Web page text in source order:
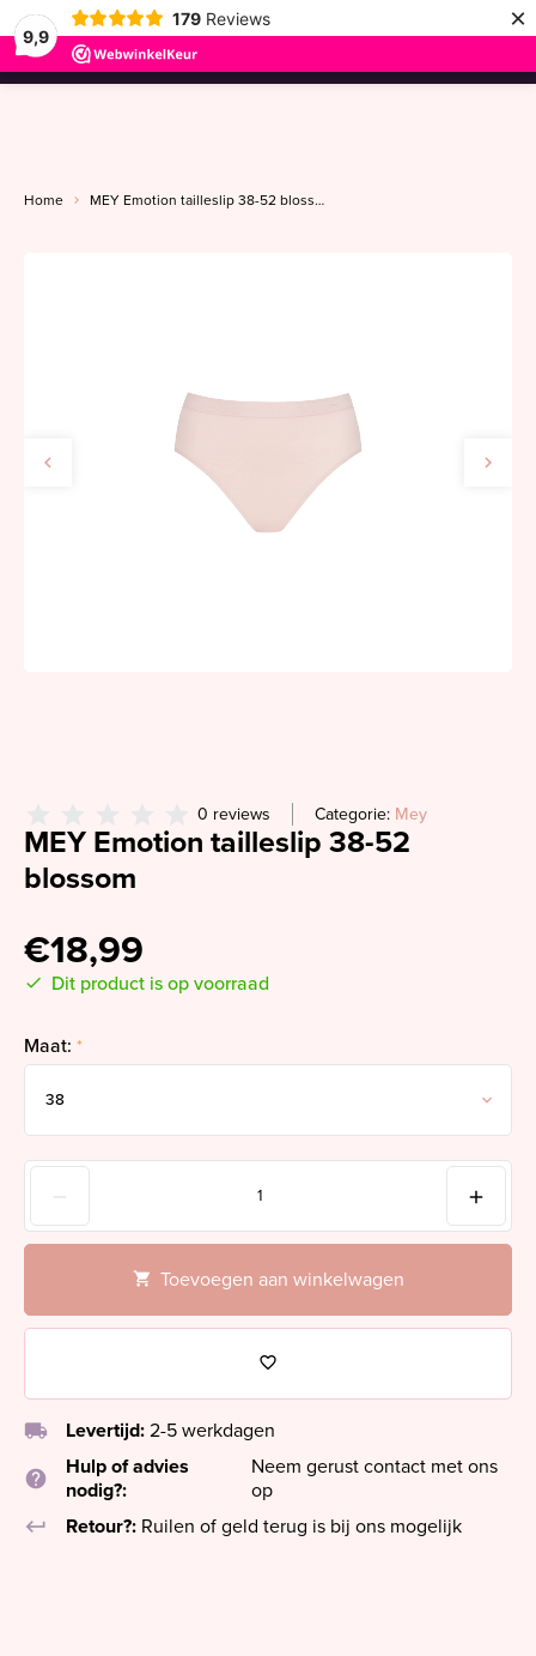
9,9
179 Reviews ×
menu
Home MEY Emotion tailleslip 38-52 blossom
0 reviews Categorie: Mey
MEY Emotion tailleslip 38-52
blossom
€18,99
Dit product is op voorraad
Maat: *
Toevoegen aan winkelwagen
local_shipping Levertijd: 2-5 werkdagen
help
Hulp of advies
nodig?:
Neem gerust contact met ons
op
keyboard_return
Retour?: Ruilen of geld terug is bij ons mogelijk